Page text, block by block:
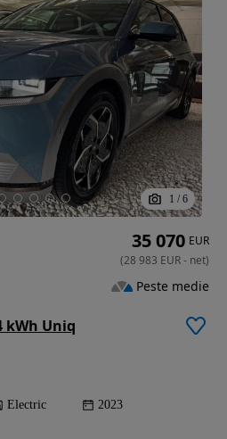
1 / 6
kWh Uniq
Electric 2023
35 070 EUR
(28 983 EUR- net)
Peste medie